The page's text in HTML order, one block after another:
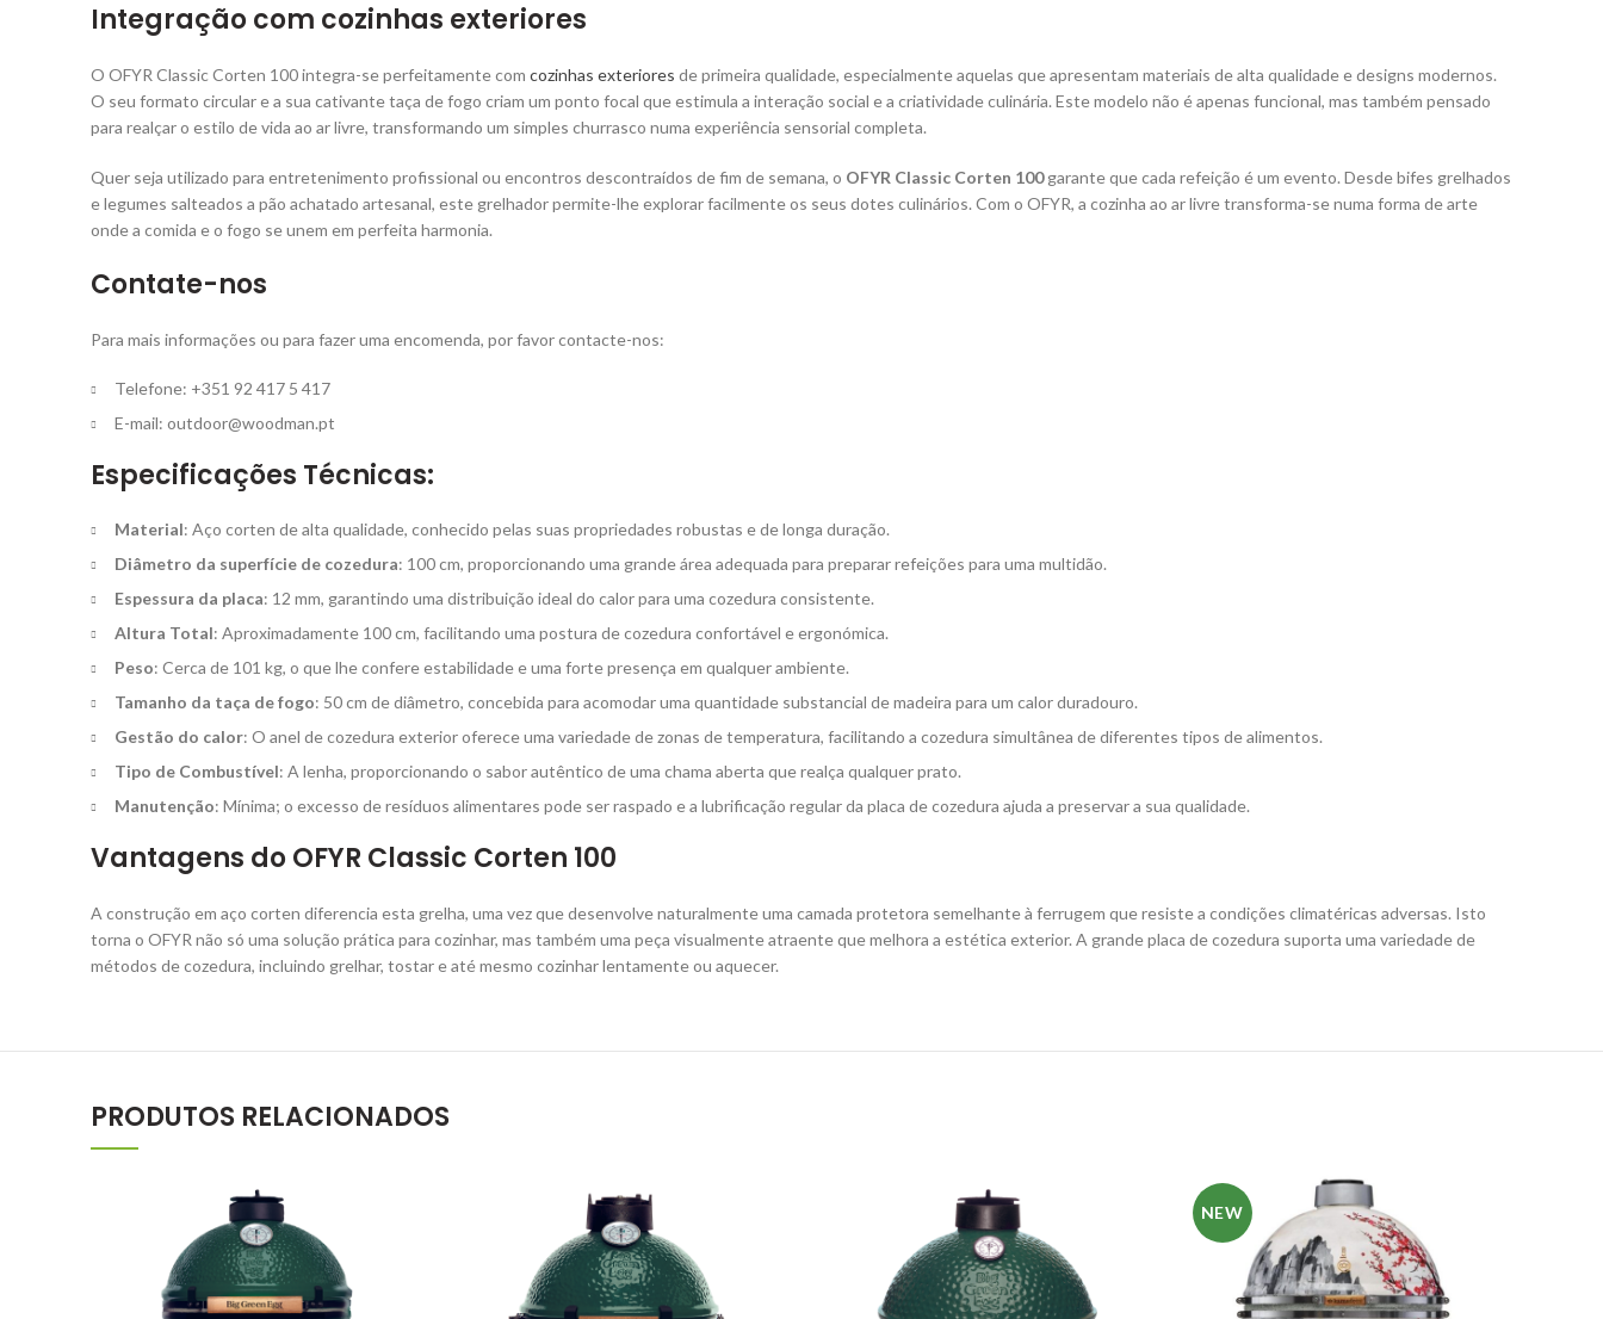
Integração com cozinhas exteriores
O OFYR Classic Corten 100 integra-se perfeitamente com cozinhas exteriores de primeira qualidade, especialmente aquelas que apresentam materiais de alta qualidade e designs modernos.
O seu formato circular e a sua cativante taça de fogo criam um ponto focal que estimula a interação social e a criatividade culinária. Este modelo não é apenas funcional, mas também pensado
para realçar o estilo de vida ao ar livre, transformando um simples churrasco numa experiência sensorial completa.
Quer seja utilizado para entretenimento profissional ou encontros descontraídos de fim de semana, o OFYR Classic Corten 100garante que cada refeição é um evento. Desde bifes grelhados
e legumes salteados a pão achatado artesanal, este grelhador permite-lhe explorar facilmente os seus dotes culinários. Com o OFYR, a cozinha ao ar livre transforma-se numa forma de arte
onde a comida e o fogo se unem em perfeita harmonia.
Contate-nos
Para mais informações ou para fazer uma encomenda, por favor contacte-nos:
Telefone: +351 92 417 5 417
E-mail: outdoor@woodman.pt
Especificações Técnicas:
Material: Aço corten de alta qualidade, conhecido pelas suas propriedades robustas e de longa duração.
Diâmetro da superfície de cozedura: 100 cm, proporcionando uma grande área adequada para preparar refeições para uma multidão.
Espessura da placa: 12 mm, garantindo uma distribuição ideal do calor para uma cozedura consistente.
Altura Total: Aproximadamente 100 cm, facilitando uma postura de cozedura confortável e ergonómica.
Peso: Cerca de 101 kg, o que lhe confere estabilidade e uma forte presença em qualquer ambiente.
Tamanho da taça de fogo: 50 cm de diâmetro, concebida para acomodar uma quantidade substancial de madeira para um calor duradouro.
Gestão do calor: O anel de cozedura exterior oferece uma variedade de zonas de temperatura, facilitando a cozedura simultânea de diferentes tipos de alimentos.
Tipo de Combustível: A lenha, proporcionando o sabor autêntico de uma chama aberta que realça qualquer prato.
Manutenção: Mínima; o excesso de resíduos alimentares pode ser raspado e a lubrificação regular da placa de cozedura ajuda a preservar a sua qualidade.
Vantagens do OFYR Classic Corten 100
A construção em aço corten diferencia esta grelha, uma vez que desenvolve naturalmente uma camada protetora semelhante à ferrugem que resiste a condições climatéricas adversas. Isto
torna o OFYR não só uma solução prática para cozinhar, mas também uma peça visualmente atraente que melhora a estética exterior. A grande placa de cozedura suporta uma variedade de
métodos de cozedura, incluindo grelhar, tostar e até mesmo cozinhar lentamente ou aquecer.
PRODUTOS RELACIONADOS
NEW